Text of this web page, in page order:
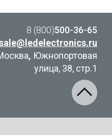
8 (800)500-36-65
, Южнопортовая
улица, 38, стр.1